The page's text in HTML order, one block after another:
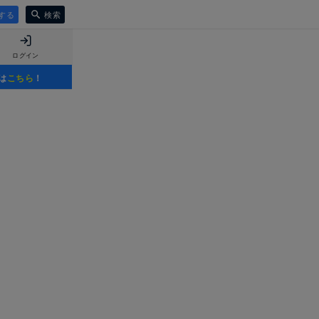
る 検索
ログイン
こちら ！